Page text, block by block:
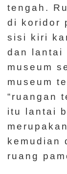
tengah.
di koridor
sisi kiri
dan lantai
museum
museum
“ruangan
itu lantai
kemudian
ruang